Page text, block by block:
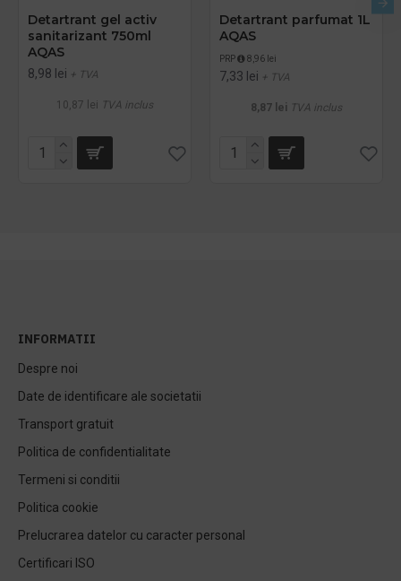
Detartrant gel activ
sanitarizant 750ml
AQAS
8,98 lei + TVA
10,87 lei TVA inclus
Detartrant parfumat 1L
AQAS
PRP 8,96 lei
7,33 lei + TVA
8,87 lei TVA inclus
INFORMATII
Despre noi
Date de identificare ale societatii
Transport gratuit
Politica de confidentialitate
Termeni si conditii
Politica cookie
Prelucrarea datelor cu caracter personal
Certificari ISO